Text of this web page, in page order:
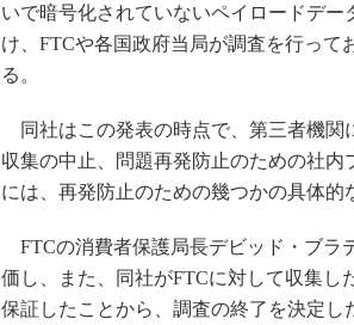
いで暗号化されていないペイロードデ
け、FTCや各国政府当局が調査を行っ
る。
同社はこの発表の時点で、第三者機関
収集の中止、問題再発防止のための社内
には、再発防止のための幾つかの具体的
FTCの消費者保護局長デビッド・ブラ
価し、また、同社がFTCに対して収集し
保証したことから、調査の終了を決定し